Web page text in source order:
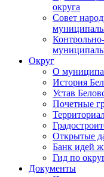
округа
Совет
Округ
О
История
Устав
Почетные
Открытые
Банк идей
Гид по
Документы